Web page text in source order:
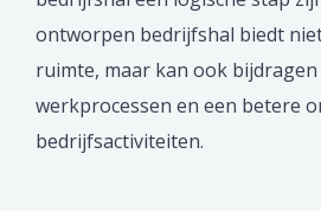
ontworpen bedrijfshal biedt
ruimte, maar kan ook
werkprocessen en een betere
bedrijfsactiviteiten.